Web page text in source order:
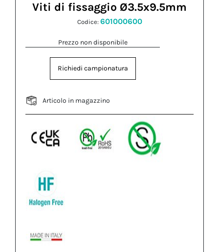
Viti di fissaggio Ø3.5x9.5mm
Codice: 601000600
Prezzo non disponibile
Richiedi campionatura
Articolo in magazzino